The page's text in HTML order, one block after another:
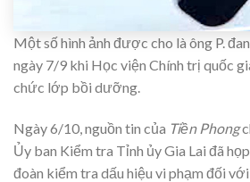
Một số hình ảnh được cho là ông P.
ngày 7/9 khi Học viện Chính trị quốc
chức lớp bồi dưỡng.
Ngày 6/10, nguồn tin của Tiền Phong
Ủy ban Kiểm tra Tỉnh ủy Gia Lai đã
đoàn kiểm tra dấu hiệu vi phạm đối với